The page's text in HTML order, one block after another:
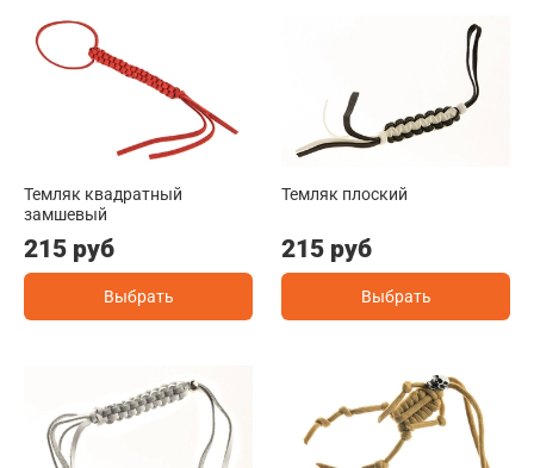
Темляк квадратный
замшевый
215 руб
Выбрать
Темляк плоский
215 руб
Выбрать